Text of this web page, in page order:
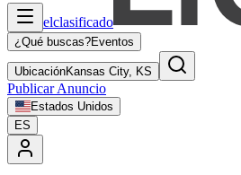
elclasificado
¿Qué buscas?Eventos
UbicaciónKansas City, KS
Publicar Anuncio
Estados Unidos
ES